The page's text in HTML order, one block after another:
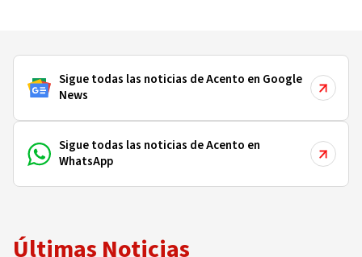
Sigue todas las noticias de Acento en Google
News
Sigue todas las noticias de Acento en
WhatsApp